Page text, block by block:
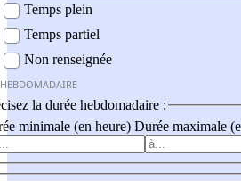
Temps plein
Temps partiel
Non renseignée
la durée hebdomadaire :
minimale (en heure) Durée maximale